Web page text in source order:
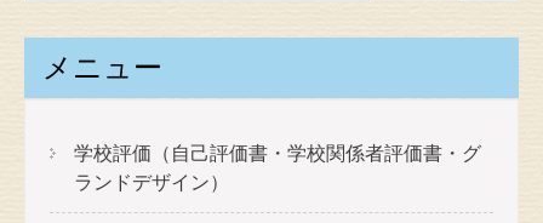
メニュー
学校評価（自己評価書・学校関係者評価書・グ
ランドデザイン）